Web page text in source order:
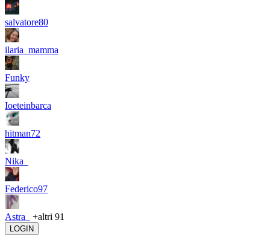
salvatore80
ilaria_mamma
Funky
Ioeteinbarca
hitman72
Nika_
Federico97
Astra_ +altri 91
LOGIN